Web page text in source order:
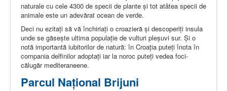
naturale cu cele 4300 de specii de plante şi tot atâtea specii de
animale este un adevărat ocean de verde.
Deci nu ezitați să vă închiriați o croazieră şi descoperiţi insula
unde se găseşte ultima populaţie de vulturi pleșuvi sur. Şi o
notă importantă iubitorilor de natură: în Croaţia puteţi înota în
compania delfinilor adoptaţi iar la noroc puteţi vedea foci-
călugăr mediteraneene.
Parcul Naţional Brijuni